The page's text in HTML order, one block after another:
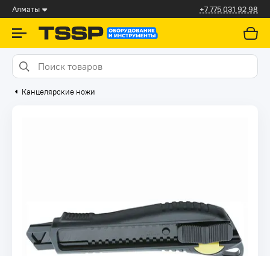
Алматы +7 775 031 92 98
Канцелярские ножи